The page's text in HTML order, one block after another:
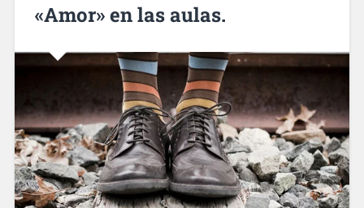
«Amor» en las aulas.